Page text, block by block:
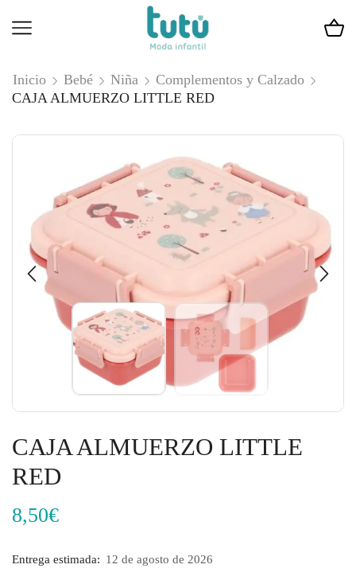
Inicio Bebé Niña
Complementos y Calzado
CAJA ALMUERZO LITTLE RED
CAJA ALMUERZO LITTLE
RED
8,50€
Entrega estimada: 12 de agosto de 2026